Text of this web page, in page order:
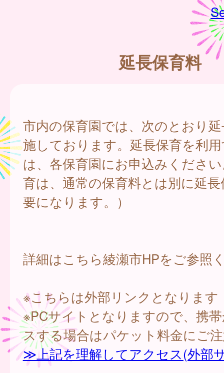
延長保育料
市内の保育園では、次のとおり
施しております。延長保育を利
は、各保育園にお申込みくださ
育は、通常の保育料とは別に延
要になります。）
詳細はこちら綾瀬市HPをご参照
※こちらは外部リンクとなります
※PCサイトとなりますので、携
スする場合はパケット料金にご
≫上記を理解してアクセス(外部